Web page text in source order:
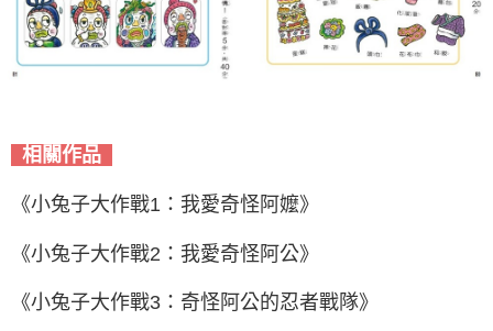
相關作品
《小兔子大作戰1：我愛奇怪阿嬤》
《小兔子大作戰2：我愛奇怪阿公》
《小兔子大作戰3：奇怪阿公的忍者戰隊》